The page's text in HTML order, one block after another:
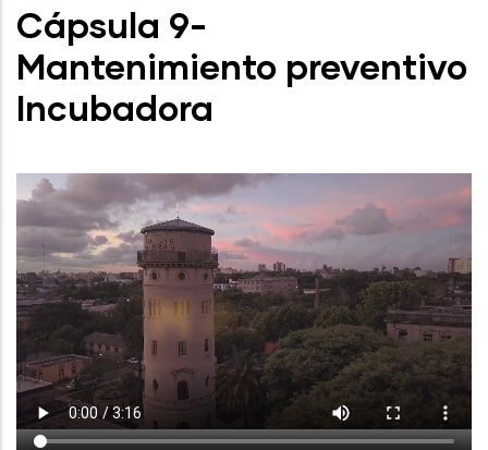
Cápsula 9-
Mantenimiento preventivo
Incubadora